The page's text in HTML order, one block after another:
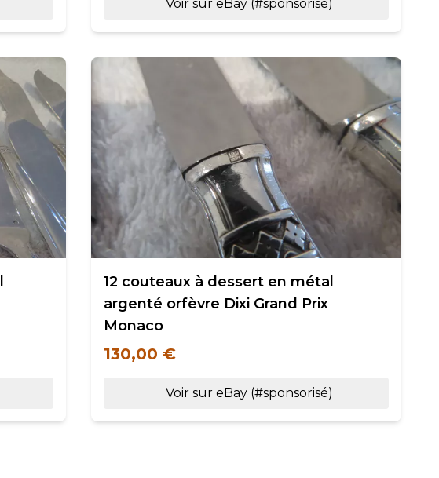
Voir sur eBay (#sponsorisé)
12 couteaux à dessert en métal
argenté orfèvre Dixi Grand Prix
Monaco
130,00 €
Voir sur eBay (#sponsorisé)